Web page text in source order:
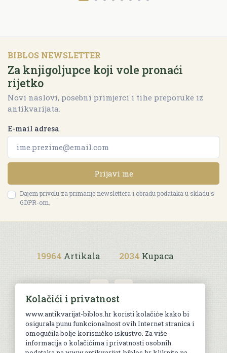
BIBLOS NEWSLETTER
Za knjigoljupce koji vole pronaći
rijetko
Novi naslovi, posebni primjerci i tihe preporuke iz
antikvarijata.
E-mail adresa
Prijavi me
Dajem privolu za primanje newslettera i obradu podataka u skladu s
GDPR-om.
19964 Artikala 2034 Kupaca
Uvjeti kupnje
Kolačići i privatnost
www.antikvarijat-biblos.hr koristi kolačiće kako bi
osigurala punu funkcionalnost ovih Internet stranica i
omogućila bolje korisničko iskustvo. Za više
informacija o kolačićima i privatnosti osobnih